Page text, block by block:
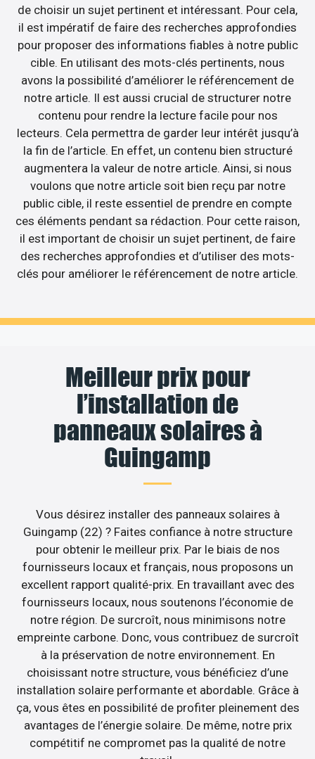
de choisir un sujet pertinent et intéressant. Pour cela,
il est impératif de faire des recherches approfondies
pour proposer des informations fiables à notre public
cible. En utilisant des mots-clés pertinents, nous
avons la possibilité d’améliorer le référencement de
notre article. Il est aussi crucial de structurer notre
contenu pour rendre la lecture facile pour nos
lecteurs. Cela permettra de garder leur intérêt jusqu’à
la fin de l’article. En effet, un contenu bien structuré
augmentera la valeur de notre article. Ainsi, si nous
voulons que notre article soit bien reçu par notre
public cible, il reste essentiel de prendre en compte
ces éléments pendant sa rédaction. Pour cette raison,
il est important de choisir un sujet pertinent, de faire
des recherches approfondies et d’utiliser des mots-
clés pour améliorer le référencement de notre article.
Meilleur prix pour
l’installation de
panneaux solaires à
Guingamp
Vous désirez installer des panneaux solaires à
Guingamp (22) ? Faites confiance à notre structure
pour obtenir le meilleur prix. Par le biais de nos
fournisseurs locaux et français, nous proposons un
excellent rapport qualité-prix. En travaillant avec des
fournisseurs locaux, nous soutenons l’économie de
notre région. De surcroît, nous minimisons notre
empreinte carbone. Donc, vous contribuez de surcroît
à la préservation de notre environnement. En
choisissant notre structure, vous bénéficiez d’une
installation solaire performante et abordable. Grâce à
ça, vous êtes en possibilité de profiter pleinement des
avantages de l’énergie solaire. De même, notre prix
compétitif ne compromet pas la qualité de notre